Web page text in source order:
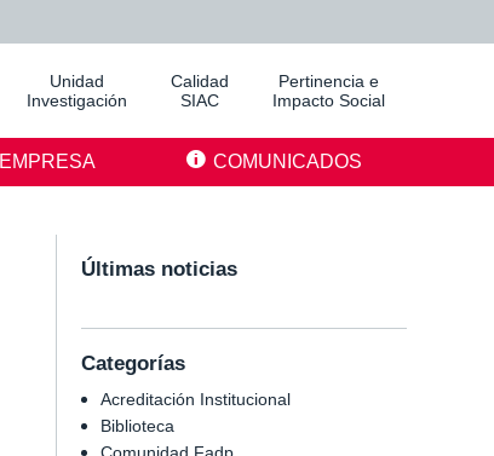
Unidad
Investigación
Calidad
SIAC
Pertinencia e
Impacto Social
EMPRESA COMUNICADOS
Últimas noticias
Categorías
Acreditación Institucional
Biblioteca
Comunidad Fadp